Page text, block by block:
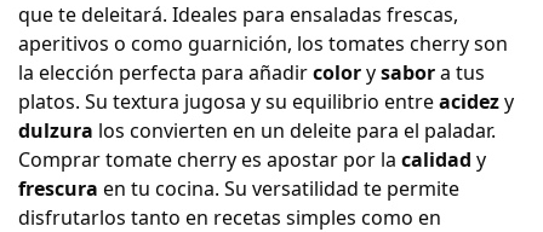
que te deleitará. Ideales para ensaladas frescas,
aperitivos o como guarnición, los tomates cherry son
la elección perfecta para añadircolorysabora tus
platos. Su textura jugosa y su equilibrio entreacidezy
dulzura los convierten en un deleite para el paladar.
Comprar tomate cherry es apostar por la calidad y
frescura en tu cocina. Su versatilidad te permite
disfrutarlos tanto en recetas simples como en